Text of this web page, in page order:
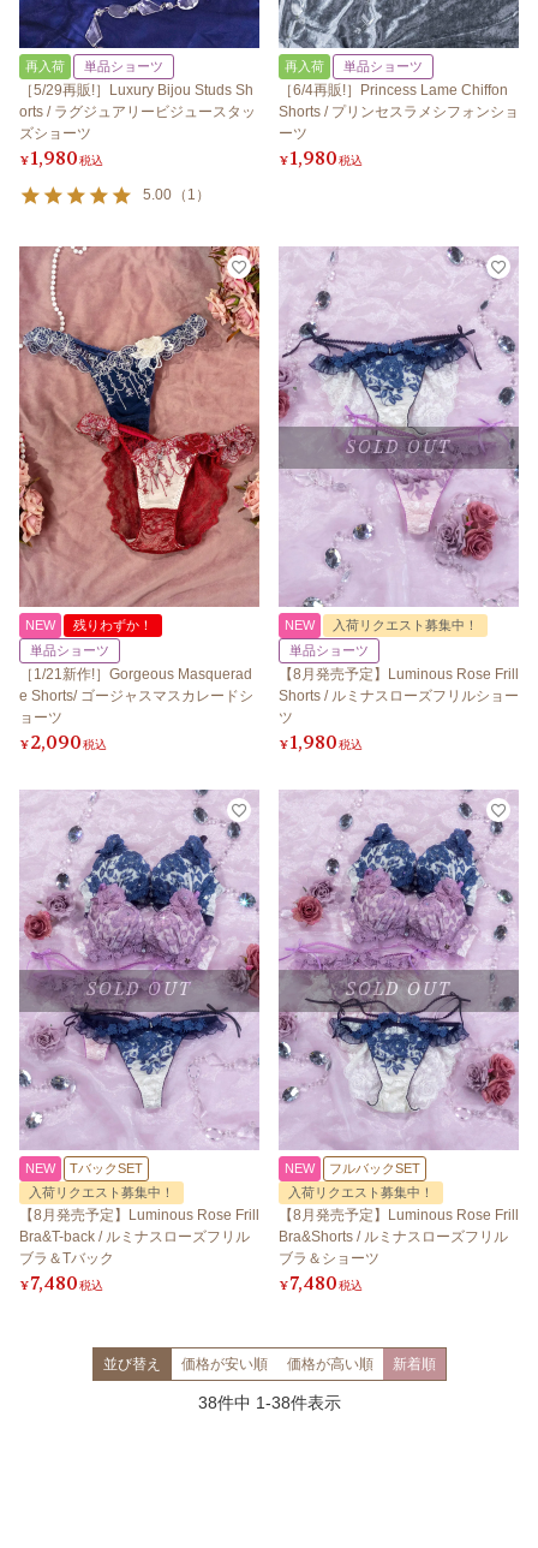
再入荷 単品ショーツ
［5/29再販!］Luxury Bijou Studs Sh
orts / ラグジュアリービジュースタッ
ズショーツ
¥1,980税込
5.00 （ 1 ）
再入荷 単品ショーツ
［6/4再販!］Princess Lame Chiffon
Shorts / プリンセスラメシフォンショ
ーツ
¥1,980税込
NEW
残りわずか！
単品ショーツ
［1/21新作!］Gorgeous Masquerad
e Shorts/ ゴージャスマスカレードシ
ョーツ
¥2,090税込
SOLD OUT
NEW
入荷リクエスト募集中！
単品ショーツ
【8月発売予定】Luminous Rose Frill
Shorts / ルミナスローズフリルショー
ツ
¥1,980税込
SOLD OUT
NEW
TバックSET
入荷リクエスト募集中！
【8月発売予定】Luminous Rose Frill
Bra&T-back / ルミナスローズフリル
ブラ＆Tバック
¥7,480税込
SOLD OUT
NEW
フルバックSET
入荷リクエスト募集中！
【8月発売予定】Luminous Rose Frill
Bra&Shorts / ルミナスローズフリル
ブラ＆ショーツ
¥7,480税込
並び替え 価格が安い順 価格が高い順 新着順
38件中 1-38件表示